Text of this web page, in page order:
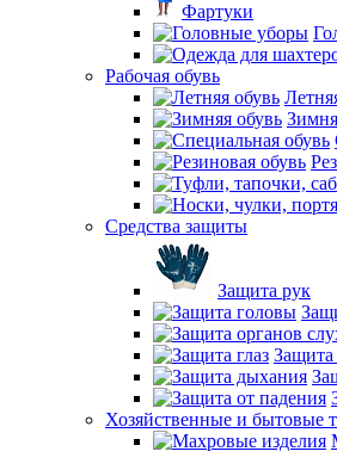
Фартуки
Рабочая обувь
Средства защиты
Защита рук
Защита
Хозяйственные и бытовые